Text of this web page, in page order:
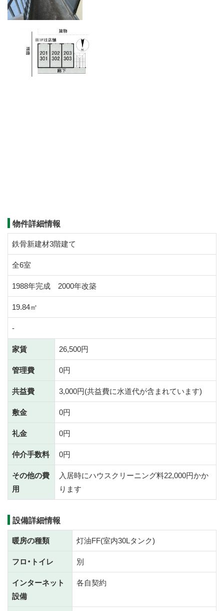
物件詳細情報
鉄骨新建材3階建て
全6室
1988年完成 2000年改築
19.84㎡
-
家賃
26,500円
管理費
0円
共益費
3,000円(共益費に水道代が含まれています)
敷金
0円
礼金
0円
仲介手数料
0円
その他の費
用
入居時にハウスクリーニング料22,000円かか
ります
設備詳細情報
暖房の種類
灯油FF(室内30Lタンク)
フロ・トイレ
別
インターネット
設備
各自契約